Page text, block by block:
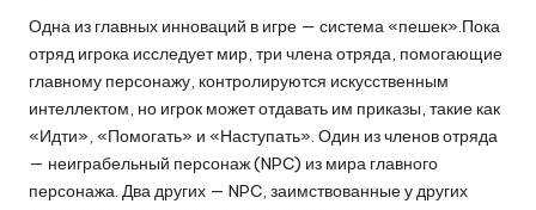
Одна из главных инноваций в игре — система «пешек».Пока
отряд игрока исследует мир, три члена отряда, помогающие
главному персонажу, контролируются искусственным
интеллектом, но игрок может отдавать им приказы, такие как
«Идти», «Помогать» и «Наступать». Один из членов отряда
— неиграбельный персонаж (NPC) из мира главного
персонажа. Два других — NPC, заимствованные у других